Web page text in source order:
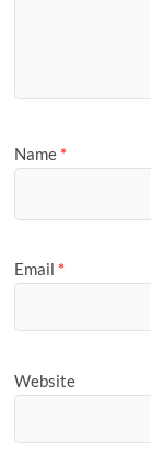
Name *
Email *
Website